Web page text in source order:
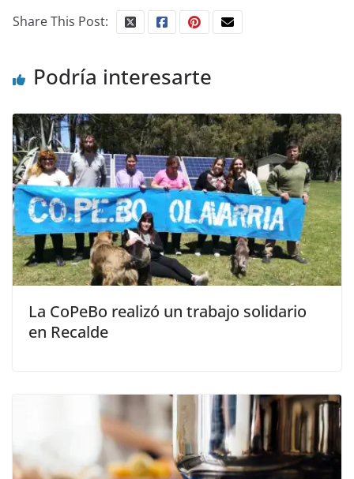
Share This Post:
Podría interesarte
La CoPeBo realizó un trabajo solidario
en Recalde